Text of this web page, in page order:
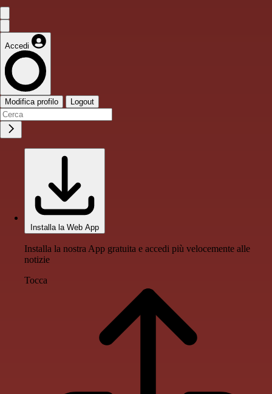
Accedi
Modifica profilo Logout
Installa la Web App
Installa la nostra App gratuita e accedi più velocemente alle
notizie
Tocca